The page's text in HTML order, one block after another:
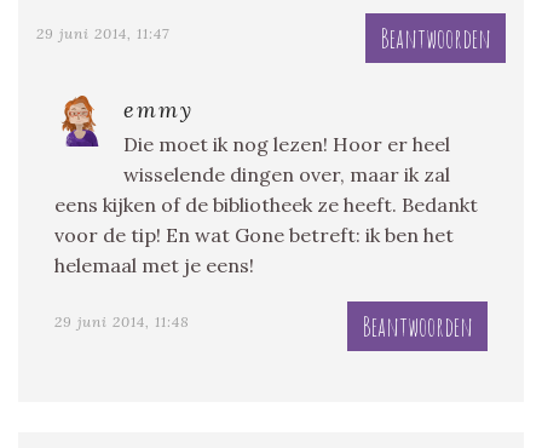
29 juni 2014, 11:47 Beantwoorden
emmy
Die moet ik nog lezen! Hoor er heel
wisselende dingen over, maar ik zal
eens kijken of de bibliotheek ze heeft. Bedankt
voor de tip! En wat Gone betreft: ik ben het
helemaal met je eens!
29 juni 2014, 11:48 Beantwoorden